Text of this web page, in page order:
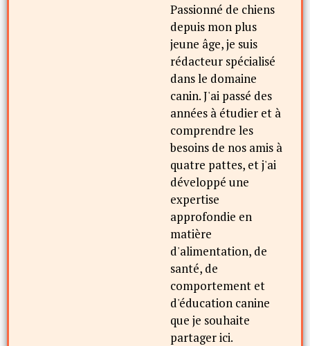
Passionné de chiens
depuis mon plus
jeune âge, je suis
rédacteur spécialisé
dans le domaine
canin. J'ai passé des
années à étudier et à
comprendre les
besoins de nos amis à
quatre pattes, et j'ai
développé une
expertise
approfondie en
matière
d'alimentation, de
santé, de
comportement et
d'éducation canine
que je souhaite
partager ici.